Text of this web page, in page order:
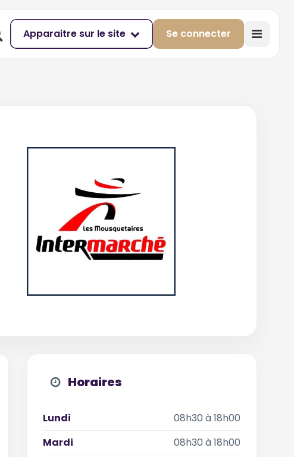
Apparaitre sur le site Se connecter
Horaires
Lundi
08h30 à 18h00
Mardi
08h30 à 18h00